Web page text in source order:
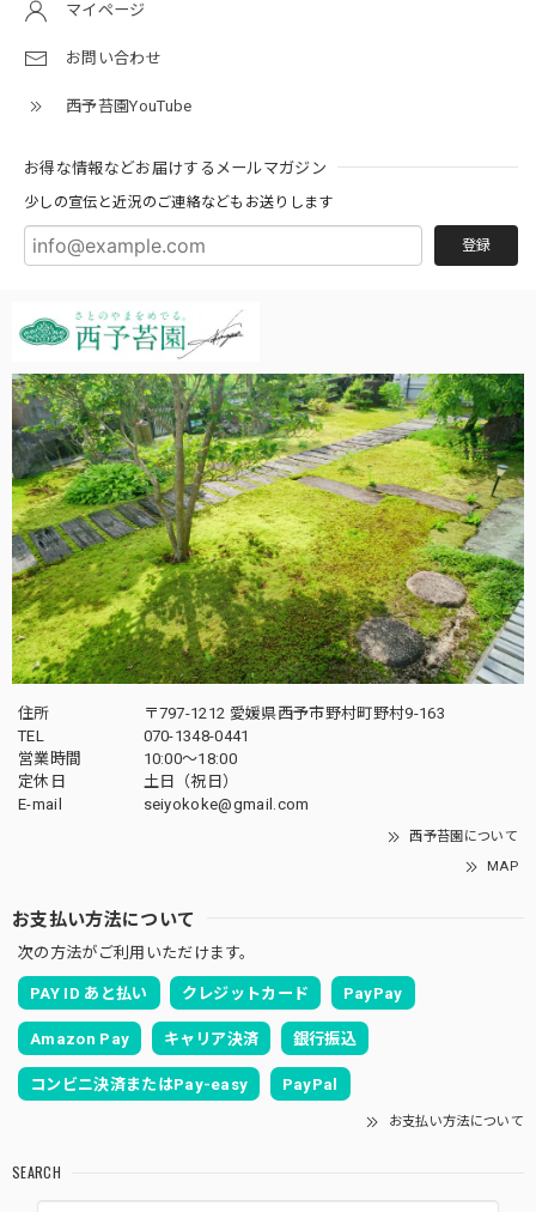
マイページ
お問い合わせ
西予苔園YouTube
お得な情報などお届けするメールマガジン
少しの宣伝と近況のご連絡などもお送りします
登録
住所
〒797-1212 愛媛県西予市野村町野村9-163
TEL
070-1348-0441
営業時間
10:00〜18:00
定休日
土日（祝日）
E-mail
seiyokoke@gmail.com
西予苔園について
MAP
お支払い方法について
次の方法がご利用いただけます。
PAY ID あと払い クレジットカード PayPay
Amazon Pay キャリア決済 銀行振込
コンビニ決済またはPay-easy PayPal
お支払い方法について
SEARCH